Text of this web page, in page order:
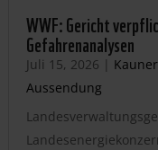
WWF: Gericht
Gefahrenanalysen
Juli 15, 2026 |
Aussendung